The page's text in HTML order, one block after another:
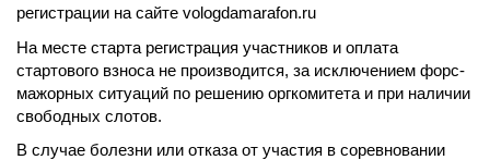
регистрации на сайте vologdamarafon.ru
На месте старта регистрация участников и оплата
стартового взноса не производится, за исключением форс-
мажорных ситуаций по решению оргкомитета и при наличии
свободных слотов.
В случае болезни или отказа от участия в соревновании